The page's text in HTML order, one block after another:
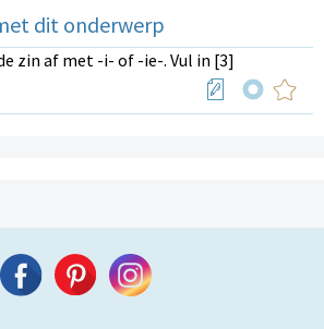
dit onderwerp
zin af met -i- of -ie-. Vul in [3]